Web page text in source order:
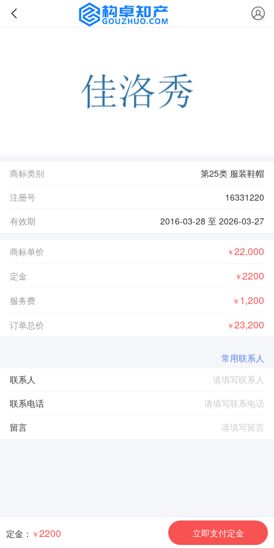
商标类别
第25类 服装鞋帽
注册号
16331220
有效期
2016-03-28 至 2026-03-27
商标单价 ￥22,000
定金 ￥2200
服务费 ￥ 1,200
订单总价 ￥23,200
常用联系人
联系人
联系电话
留言
定金： ￥2200 立即支付定金